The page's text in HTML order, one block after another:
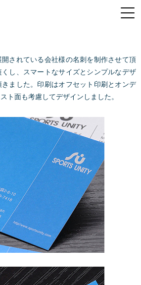
されている会社様の名刺を制作させて頂
し、スマートなサイズとシンプルなデザ
ました。印刷はオフセット印刷とオンデ
ト面も考慮してデザインしました。